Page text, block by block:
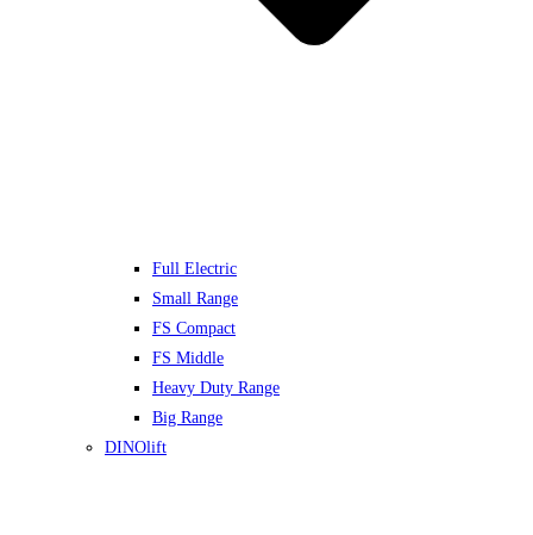
Full Electric
Small Range
FS Compact
FS Middle
Heavy Duty Range
Big Range
DINOlift